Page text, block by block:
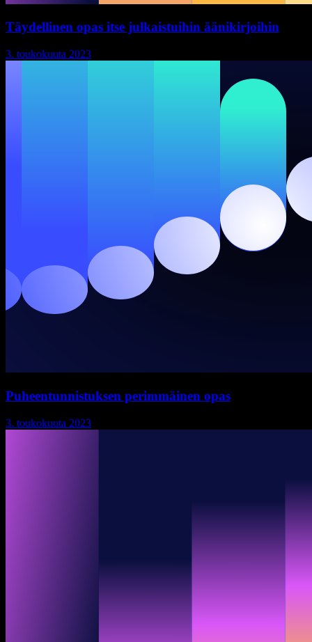
Täydellinen opas itse julkaistuihin äänikirjoihin
3. toukokuuta 2023
Puheentunnistuksen perimmäinen opas
3. toukokuuta 2023